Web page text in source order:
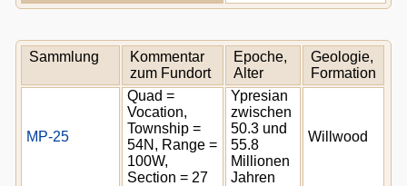
Sammlung
Kommentar
zum Fundort
Epoche,
Alter
Geologie,
Formation
MP-25
Quad =
Vocation,
Township =
54N, Range =
100W,
Section = 27
Ypresian
zwischen
50.3 und
55.8
Millionen
Jahren
Willwood